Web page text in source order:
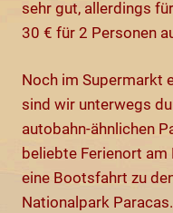
sehr gut, allerdings
30 € für 2 Personen
Noch im Supermarkt
sind wir unterwegs
autobahn-ähnlichen
beliebte Ferienort
eine Bootsfahrt zu
Nationalpark